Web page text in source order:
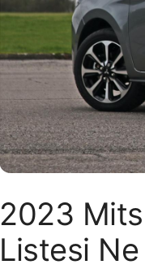
2023
Listesi